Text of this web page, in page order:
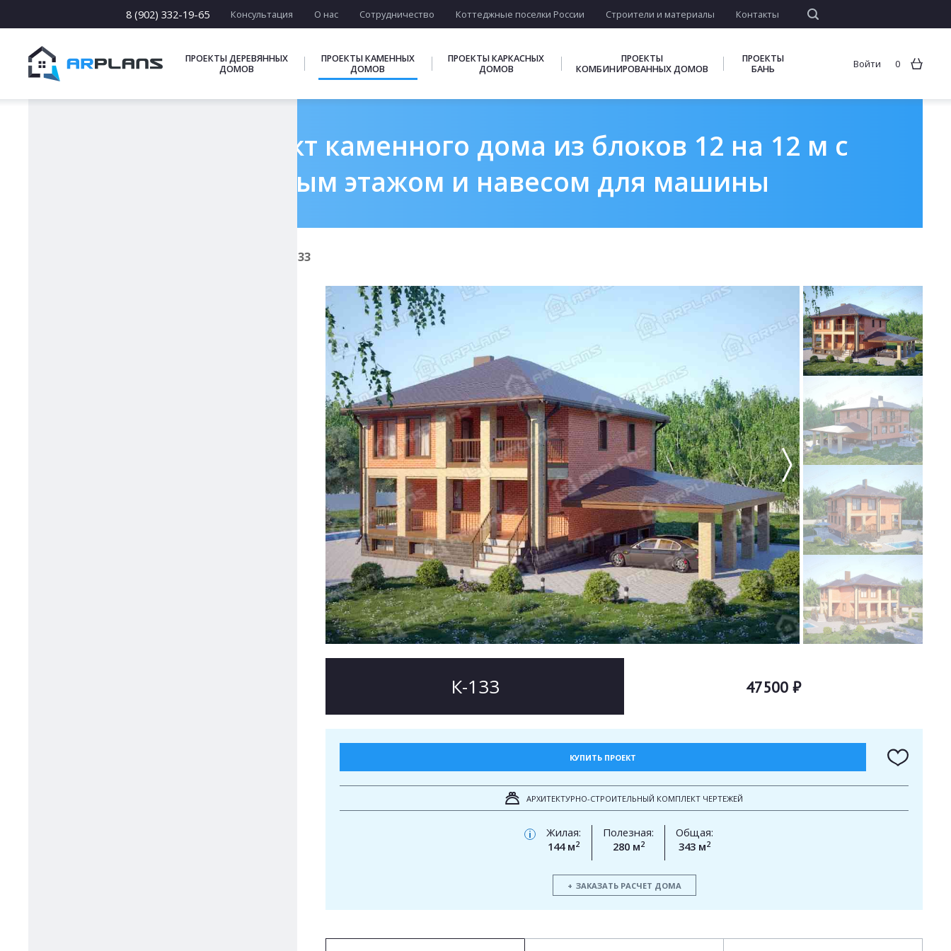
8 (902) 332-19-65 Консультация О нас Сотрудничество Коттеджные поселки России Строители и материалы Контакты
ПРОЕКТЫ ДЕРЕВЯННЫХ
ДОМОВ
ПРОЕКТЫ КАМЕННЫХ
ДОМОВ
ПРОЕКТЫ КАРКАСНЫХ
ДОМОВ
ПРОЕКТЫ
КОМБИНИРОВАННЫХ ДОМОВ
ПРОЕКТЫ
БАНЬ
Войти 0
Готовый проект каменного дома из блоков 12 на 12 м с
цокольным этажом и навесом для машины
К-133
17 х [17-22]
ПОДБОРКИ
К-133 47500 ₽
КУПИТЬ ПРОЕКТ
АРХИТЕКТУРНО-СТРОИТЕЛЬНЫЙ КОМПЛЕКТ ЧЕРТЕЖЕЙ
i
Жилая:
144 м2
Полезная:
280 м2
Общая:
343 м2
ЗАКАЗАТЬ РАСЧЕТ ДОМА